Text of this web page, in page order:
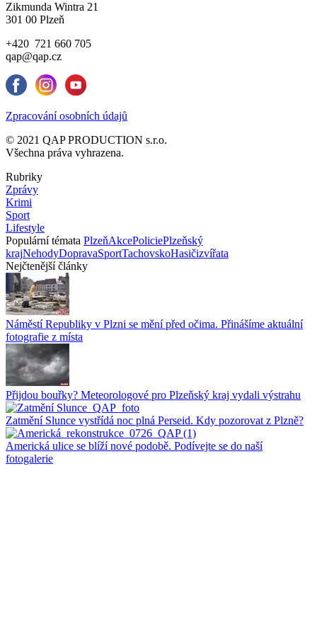
Zikmunda Wintra 21
301 00 Plzeň
+420 721 660 705
qap@qap.cz
Zpracování osobních údajů
© 2021 QAP PRODUCTION s.r.o.
Všechna práva vyhrazena.
Rubriky
Zprávy
Krimi
Sport
Lifestyle
Populární témata PlzeňAkcePoliciePlzeňský
krajNehodyDopravaSportTachovskoHasičizvířata
Nejčtenější články
Náměstí Republiky v Plzni se mění před očima. Přinášíme aktuální
fotografie z místa
Přijdou bouřky? Meteorologové pro Plzeňský kraj vydali výstrahu
Zatmění Slunce vystřídá noc plná Perseid. Kdy pozorovat z Plzně?
Americká ulice se blíží nové podobě. Podívejte se do naší
fotogalerie